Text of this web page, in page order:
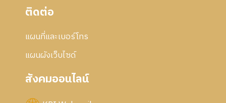
ติดต่อ
แผนที่และเบอร์โทร
แผนผังเว็บไซด์
สังคมออนไลน์